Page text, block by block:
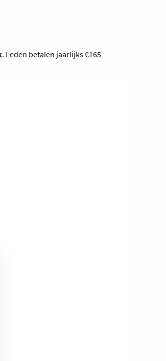
. Leden betalen jaarlijks €165